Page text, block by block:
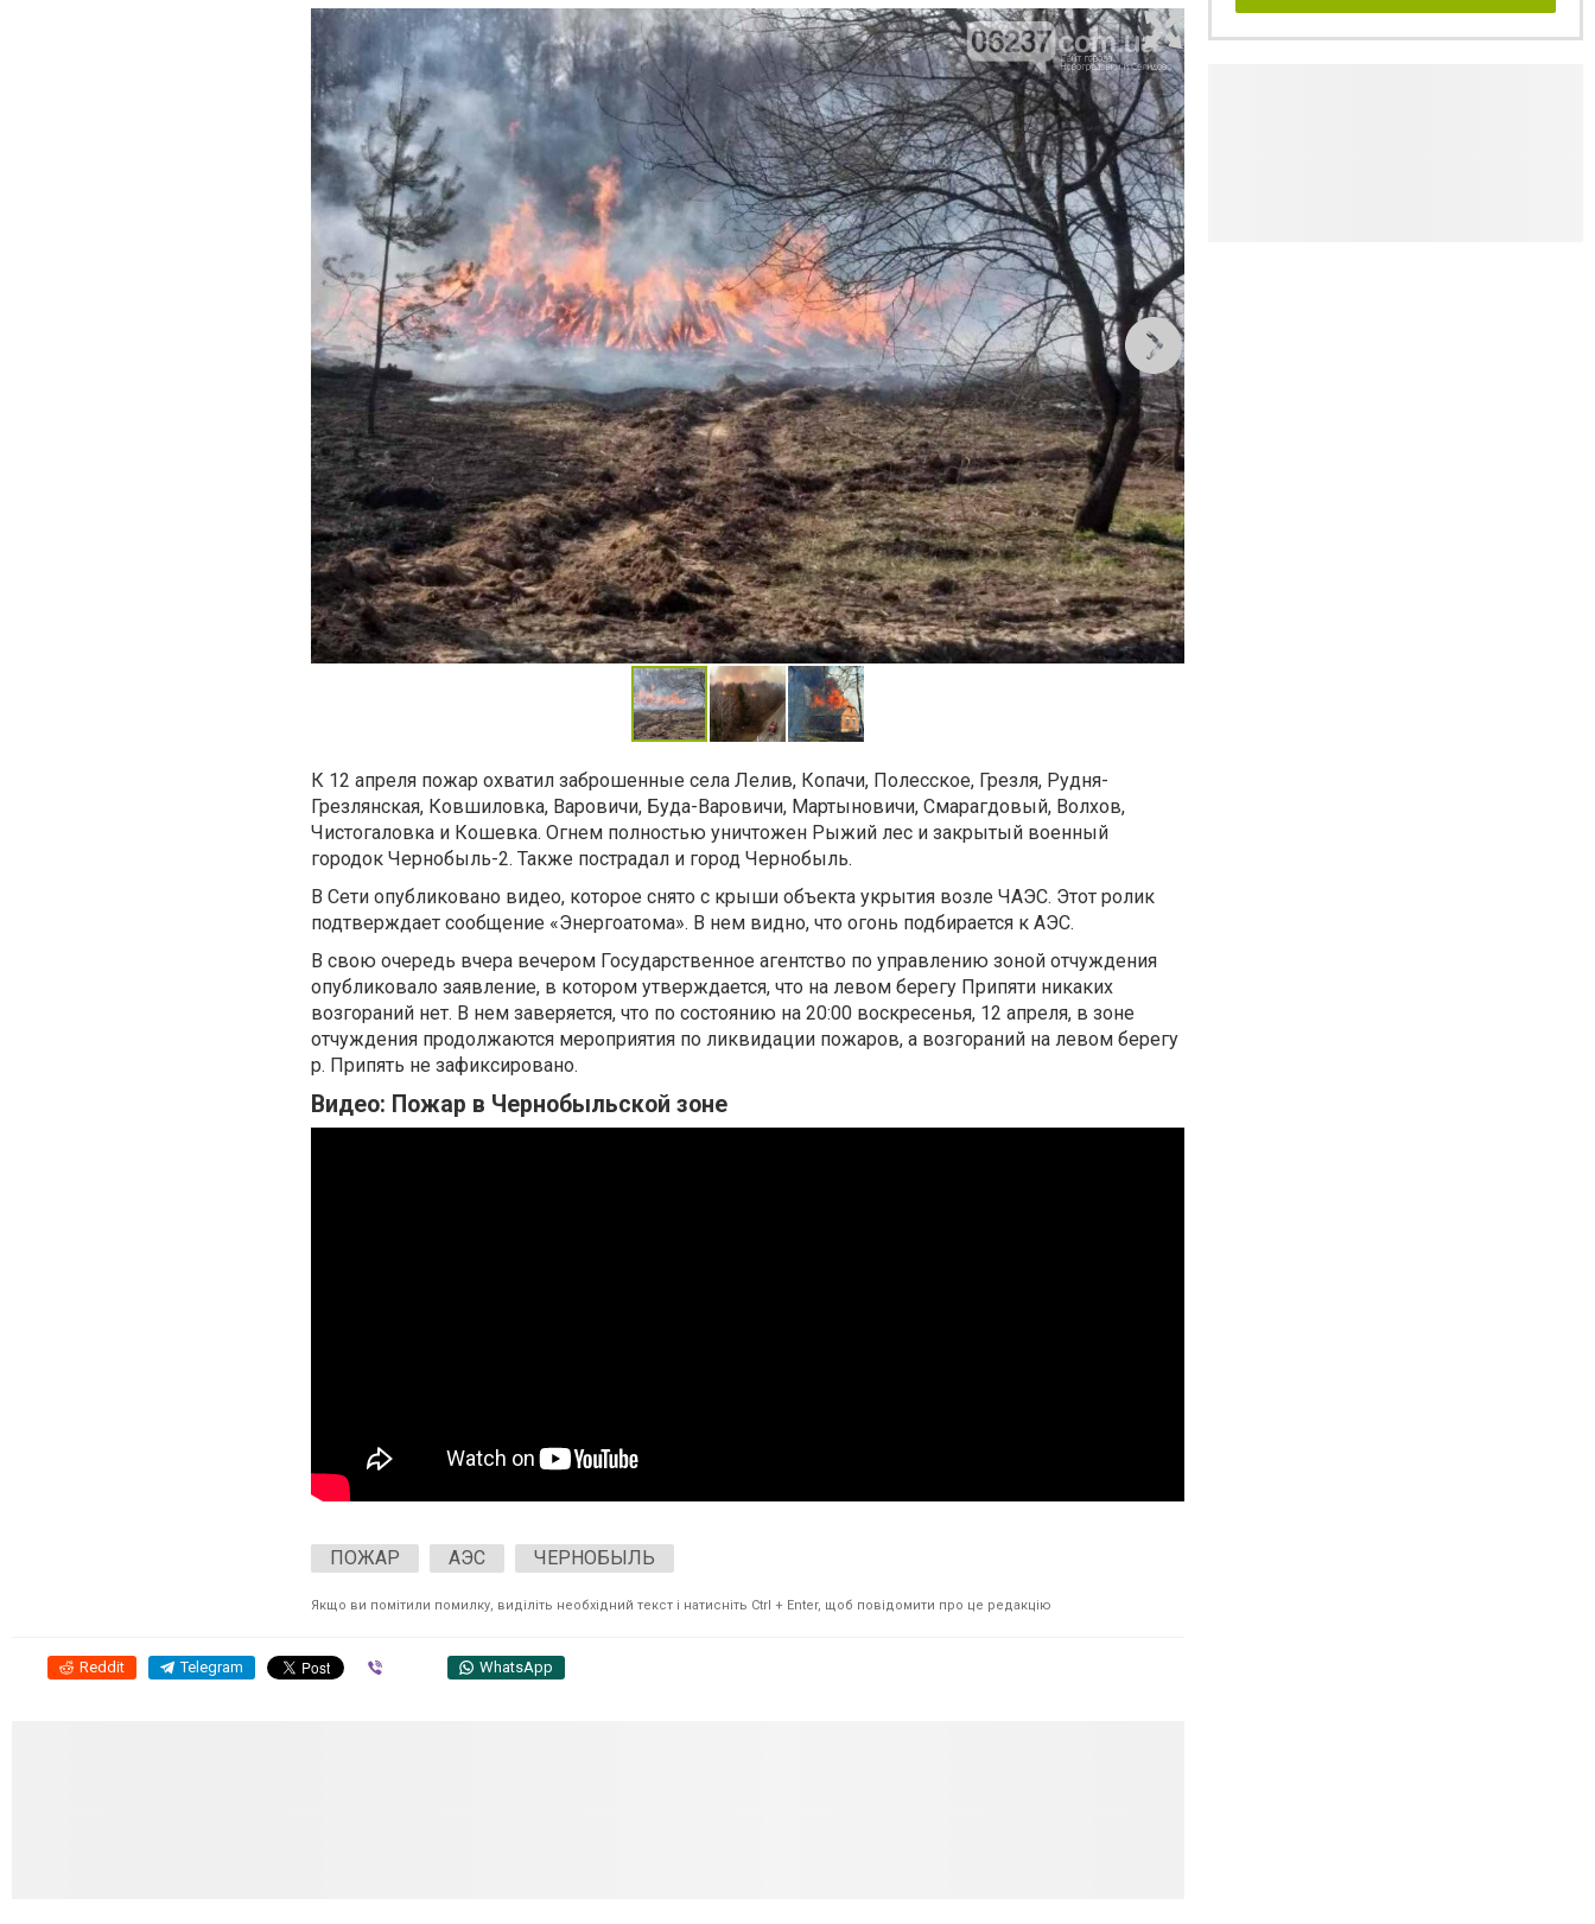
К 12 апреля пожар охватил заброшенные села Лелив, Копачи, Полесское, Грезля, Рудня-
Грезлянская, Ковшиловка, Варовичи, Буда-Варовичи, Мартыновичи, Смарагдовый, Волхов,
Чистогаловка и Кошевка. Огнем полностью уничтожен Рыжий лес и закрытый военный
городок Чернобыль-2. Также пострадал и город Чернобыль.
В Сети опубликовано видео, которое снято с крыши объекта укрытия возле ЧАЭС. Этот ролик
подтверждает сообщение «Энергоатома». В нем видно, что огонь подбирается к АЭС.
В свою очередь вчера вечером Государственное агентство по управлению зоной отчуждения
опубликовало заявление, в котором утверждается, что на левом берегу Припяти никаких
возгораний нет. В нем заверяется, что по состоянию на 20:00 воскресенья, 12 апреля, в зоне
отчуждения продолжаются мероприятия по ликвидации пожаров, а возгораний на левом берегу
р. Припять не зафиксировано.
Видео: Пожар в Чернобыльской зоне
ПОЖАР АЭС ЧЕРНОБЫЛЬ
Якщо ви помітили помилку, виділіть необхідний текст і натисніть Ctrl + Enter, щоб повідомити про це редакцію
Reddit Telegram WhatsApp